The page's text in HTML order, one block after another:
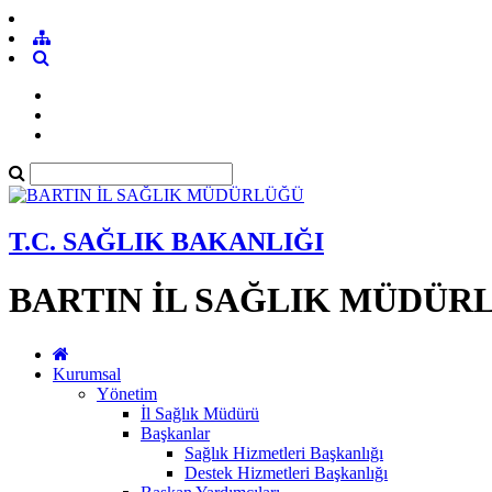
T.C. SAĞLIK BAKANLIĞI
BARTIN İL SAĞLIK
Kurumsal
Yönetim
İl Sağlık Müdürü
Başkanlar
Sağlık Hizmetleri Başkanlığı
Destek Hizmetleri Başkanlığı